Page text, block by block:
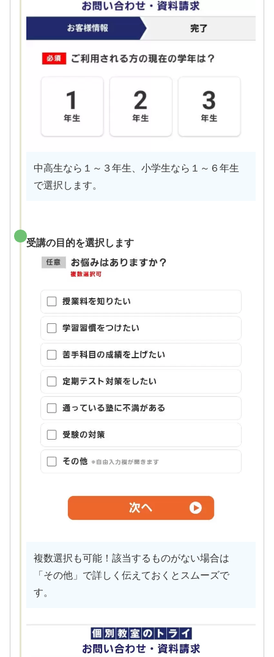
中高生なら１～３年生、小学生なら１～６年生
で選択します。
受講の目的を選択します
複数選択も可能！該当するものがない場合は
「その他」で詳しく伝えておくとスムーズで
す。